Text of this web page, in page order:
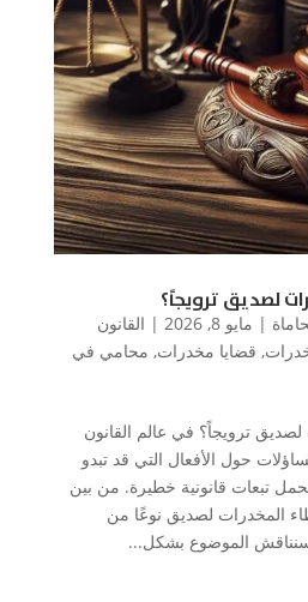
لصديق ترويجاً؟
| مايو 8, 2026 | القانون
, قضايا مخدرات, محامي في
ترويجاً؟ في عالم القانون
حول الأفعال التي قد تبدو
تبعات قانونية خطيرة. من بين
المخدرات لصديق نوعًا من
سنناقش الموضوع بشكل...